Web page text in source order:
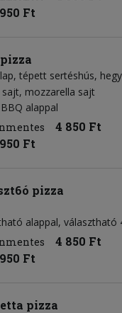
Ft
tépett sertéshús
mozzarella sajt
alappal
4 850 Ft
Ft
pizza
alappal, választható
4 850 Ft
Ft
pizza